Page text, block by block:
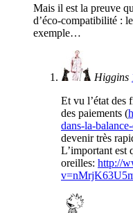
Mais il est la preuve
d’éco-compatibilité :
exemple…
Higgins
Et vu l’état des
des paiements (
dans-la-
devenir très
L’important est
oreilles: http://